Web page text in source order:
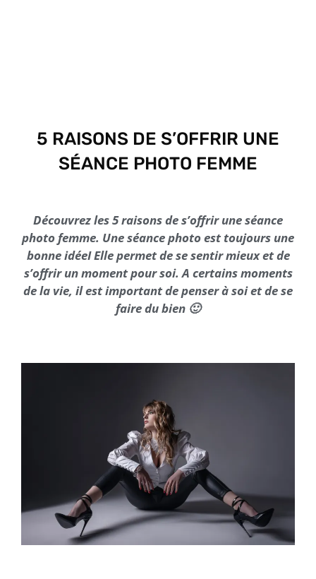
5 RAISONS DE S’OFFRIR UNE
SÉANCE PHOTO FEMME
Découvrez les 5 raisons de s’offrir une séance
photo femme. Une séance photo est toujours une
bonne idéeI Elle permet de se sentir mieux et de
s’offrir un moment pour soi. A certains moments
de la vie, il est important de penser à soi et de se
faire du bien 🙂